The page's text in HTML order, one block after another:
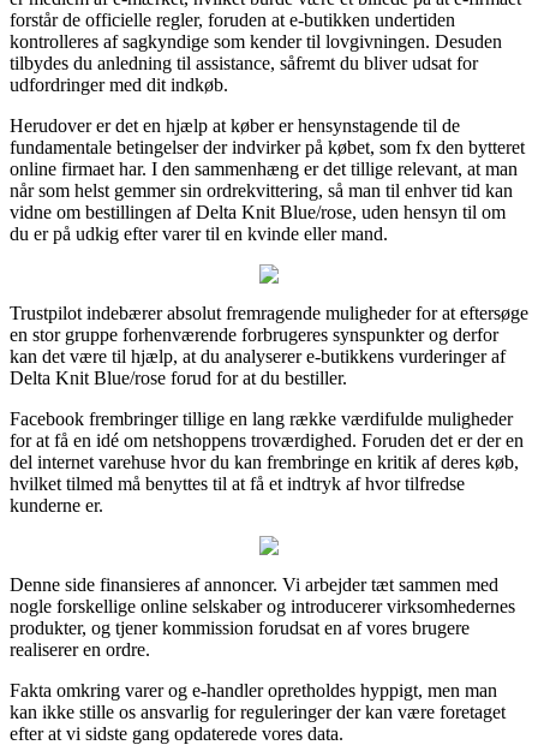
forstår de officielle regler, foruden at e-butikken undertiden
kontrolleres af sagkyndige som kender til lovgivningen. Desuden
tilbydes du anledning til assistance, såfremt du bliver udsat for
udfordringer med dit indkøb.
Herudover er det en hjælp at køber er hensynstagende til de
fundamentale betingelser der indvirker på købet, som fx den bytteret
online firmaet har. I den sammenhæng er det tillige relevant, at man
når som helst gemmer sin ordrekvittering, så man til enhver tid kan
vidne om bestillingen af Delta Knit Blue/rose, uden hensyn til om
du er på udkig efter varer til en kvinde eller mand.
Trustpilot indebærer absolut fremragende muligheder for at eftersøge
en stor gruppe forhenværende forbrugeres synspunkter og derfor
kan det være til hjælp, at du analyserer e-butikkens vurderinger af
Delta Knit Blue/rose forud for at du bestiller.
Facebook frembringer tillige en lang række værdifulde muligheder
for at få en idé om netshoppens troværdighed. Foruden det er der en
del internet varehuse hvor du kan frembringe en kritik af deres køb,
hvilket tilmed må benyttes til at få et indtryk af hvor tilfredse
kunderne er.
Denne side finansieres af annoncer. Vi arbejder tæt sammen med
nogle forskellige online selskaber og introducerer virksomhedernes
produkter, og tjener kommission forudsat en af vores brugere
realiserer en ordre.
Fakta omkring varer og e-handler opretholdes hyppigt, men man
kan ikke stille os ansvarlig for reguleringer der kan være foretaget
efter at vi sidste gang opdaterede vores data.